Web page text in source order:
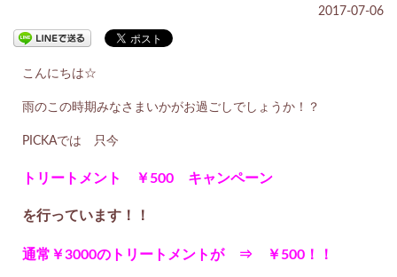
2017-07-06
こんにちは☆
雨のこの時期みなさまいかがお過ごしでしょうか！？
PICKAでは 只今
トリートメント ￥500 キャンペーン
を行っています！！
通常￥3000のトリートメントが ⇒ ￥500！！